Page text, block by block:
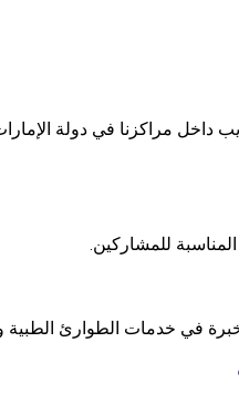
داخل مراكزنا في دولة
للمشاركين.
في خدمات الطوارئ